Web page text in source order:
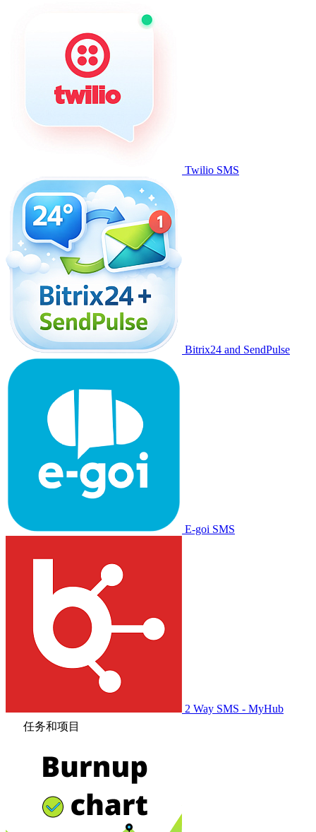
Twilio SMS
Bitrix24 and SendPulse
E-goi SMS
2 Way SMS - MyHub
任务和项目